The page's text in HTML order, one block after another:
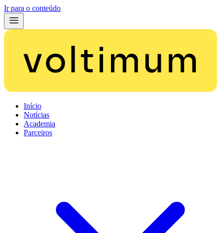
Ir para o conteúdo
Início
Notícias
Academia
Parceiros